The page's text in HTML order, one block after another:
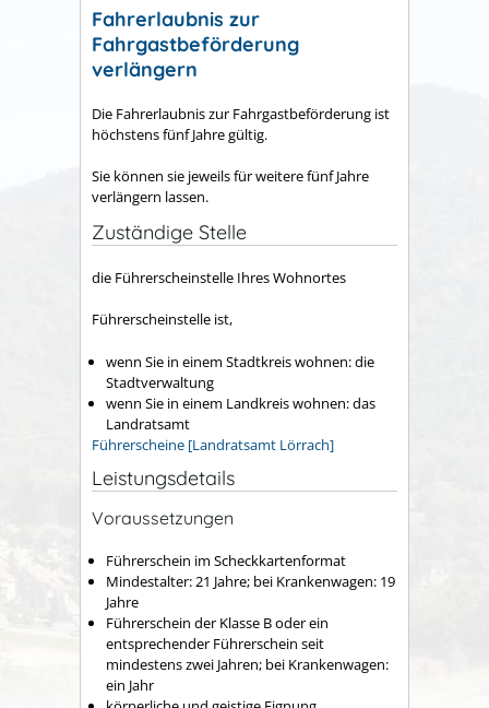
Fahrerlaubnis zur
Fahrgastbeförderung
verlängern
Die Fahrerlaubnis zur Fahrgastbeförderung ist
höchstens fünf Jahre gültig.
Sie können sie jeweils für weitere fünf Jahre
verlängern lassen.
Zuständige Stelle
die Führerscheinstelle Ihres Wohnortes
Führerscheinstelle ist,
wenn Sie in einem Stadtkreis wohnen: die
Stadtverwaltung
wenn Sie in einem Landkreis wohnen: das
Landratsamt
Führerscheine [Landratsamt Lörrach]
Leistungsdetails
Voraussetzungen
Führerschein im Scheckkartenformat
Mindestalter: 21 Jahre; bei Krankenwagen: 19
Jahre
Führerschein der Klasse B oder ein
entsprechender Führerschein seit
mindestens zwei Jahren; bei Krankenwagen:
ein Jahr